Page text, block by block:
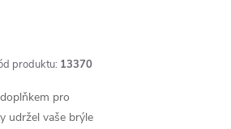
produktu: 13370
pro
udržel vaše brýle